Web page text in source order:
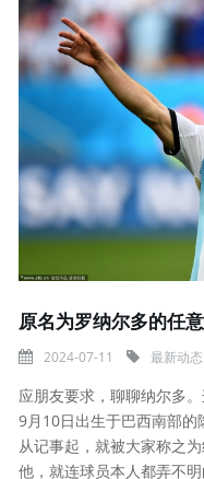
2024-07-11 最新动态
应朋友要求，聊聊纳尔多
9月10日出生于巴西南部的
从记事起，就被大家称之
他，就连球员本人都弄不